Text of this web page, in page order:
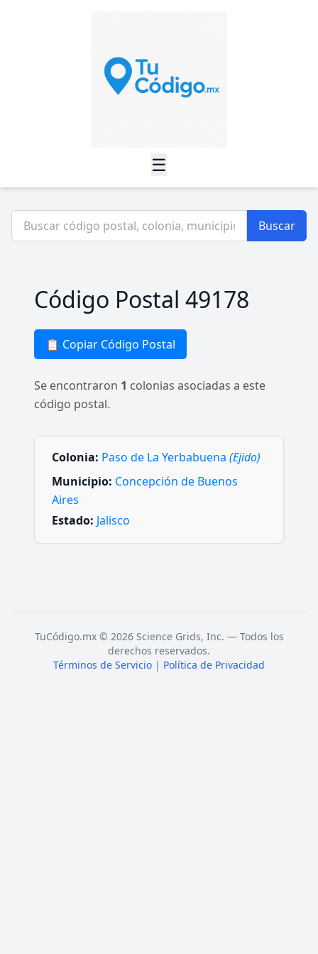
☰
Buscar
Código Postal 49178
📋 Copiar Código Postal
Se encontraron 1 colonias asociadas a este
código postal.
Colonia: Paso de La Yerbabuena (Ejido)
Municipio: Concepción de Buenos
Aires
Estado: Jalisco
TuCódigo.mx © 2026 Science Grids, Inc. — Todos los
derechos reservados.
Términos de Servicio | Política de Privacidad